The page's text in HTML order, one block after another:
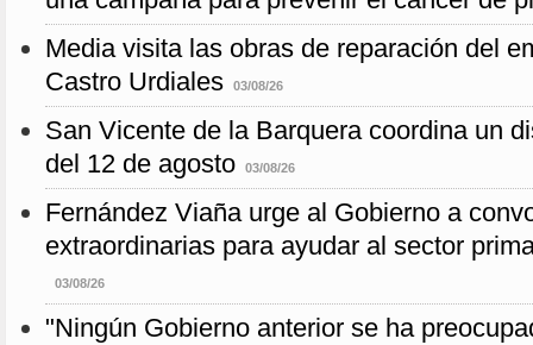
Media visita las obras de reparación del
Castro Urdiales
03/08/26
San Vicente de la Barquera coordina un
del 12 de agosto
03/08/26
Fernández Viaña urge al Gobierno a
extraordinarias para ayudar al sector
03/08/26
"Ningún Gobierno anterior se ha